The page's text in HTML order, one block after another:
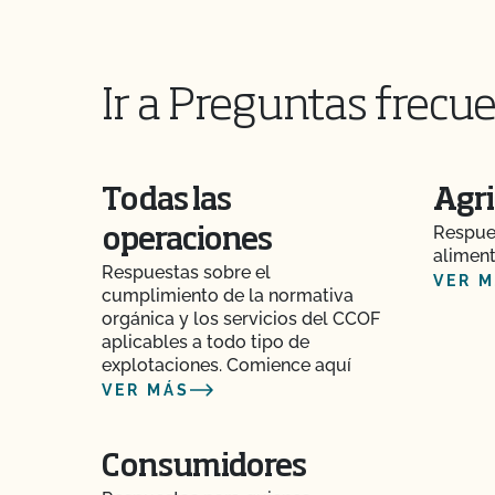
Ir a Preguntas
Todas las
operaciones
Respuestas sobre el
cumplimiento de la normativa
orgánica y los servicios del CCOF
aplicables a todo tipo de
explotaciones. Comience aquí
VER MÁS
VER
Consumidores
¿Puedo etiquetar mi producto orgánico como
genéticamente?
¿Puedo utilizar el sello "Non-GMO & More" de
¿Puedo utilizar el sello USDA en mi producto
¿Puedo ver mis aportaciones/materiales en
¿Puedo consultar mis saldos pendientes con el
línea?
¿Pueden certificar mis insumos agrícolas o de